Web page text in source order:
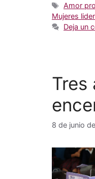
Etiquetas
Amor
Mujeres
Deja un
Tres
8 de junio